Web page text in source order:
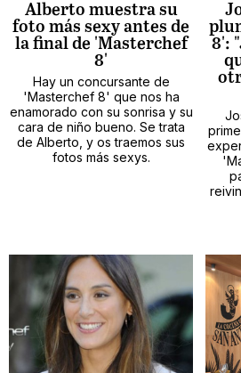
Alberto muestra su
foto más sexy antes de
la final de 'Masterchef
8'
Hay un concursante de
'Masterchef 8' que nos ha
enamorado con su sonrisa y su
cara de niño bueno. Se trata
de Alberto, y os traemos sus
fotos más sexys.
8':